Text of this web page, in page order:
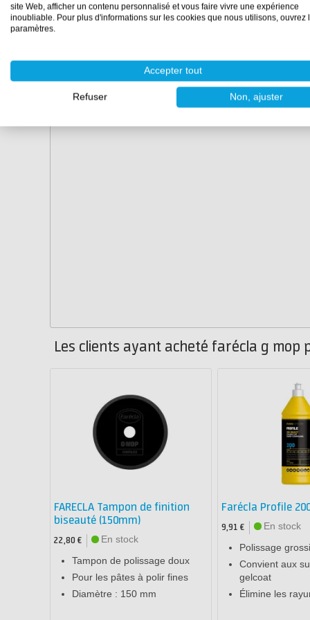
Utilisation :mécanique
Les clients ayant acheté farécla g mop
FARECLA Tampon de finition
biseauté (150mm)
22,80 €
En stock
Tampon de polissage doux
Pour les pâtes à polir fines
Diamètre : 150 mm
Farécla Profile
9,91 €
En stock
Polissage
Convient aux
gelcoat
Élimine les
site Web, afficher un contenu personnalisé et vous faire vivre une expérience
inoubliable. Pour plus d'informations sur les cookies que nous utilisons, ouvrez
paramètres.
Accepter tout
Refuser Non, ajuster